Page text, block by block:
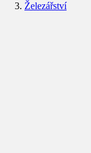
Železářství